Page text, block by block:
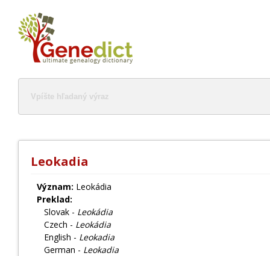
Leokadia
Význam: Leokádia
Preklad:
Slovak - Leokádia
Czech - Leokádia
English - Leokadia
German - Leokadia